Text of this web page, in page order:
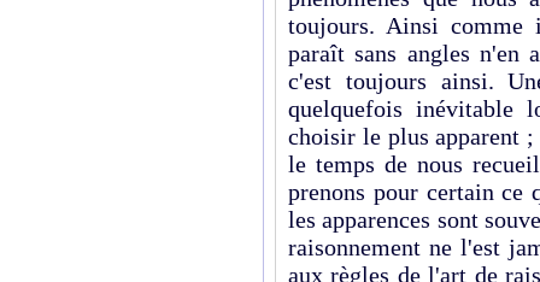
toujours. Ainsi comme
paraît sans angles n'en
c'est toujours ainsi.
quelquefois inévitable
choisir le plus apparent
le temps de nous
prenons pour certain ce
les apparences sont
raisonnement ne l'est
aux règles de l'art de